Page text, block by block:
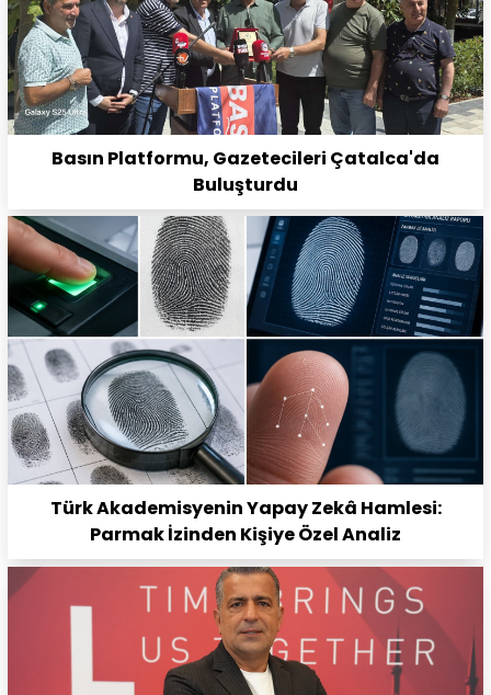
Basın Platformu, Gazetecileri Çatalca'da
Buluşturdu
Türk Akademisyenin Yapay Zekâ Hamlesi:
Parmak İzinden Kişiye Özel Analiz